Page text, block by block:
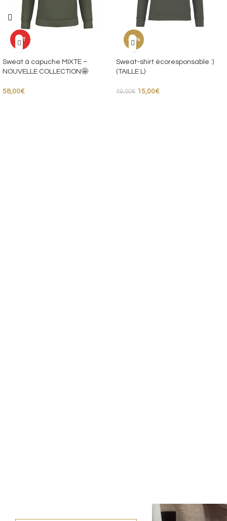
HOT
Sweat à capuche MIXTE –
NOUVELLE COLLECTION🤩
58,00€
-69%
Sweat-shirt écoresponsable :)
(TAILLE L)
49,00€ 15,00€